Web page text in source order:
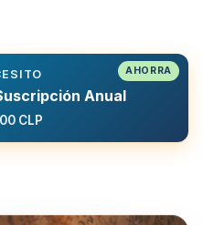
Anual
CLP